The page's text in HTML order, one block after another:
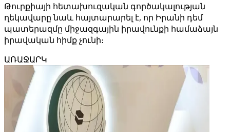
Թուրքիայի հետախուզական գործակալության
ղեկավարը նաև հայտարարել է, որ Իրանի դեմ
պատերազմը միջազգային իրավունքի համաձայն
իրավական հիմք չունի։
ԱՌԱՋԱՐԿ